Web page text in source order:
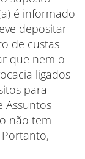
é informado
depositar
de custas
que nem o
ligados
para
Assuntos
não tem